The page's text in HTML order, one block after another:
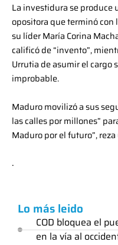
La investidura se produce
opositora que terminó
su líder María Corina
calificó de “invento”,
Urrutia de asumir el cargo
improbable.
Maduro movilizó a sus
las calles por millones”
Maduro por el futuro”,
.
Lo más leido
COD bloquea el
en la vía al